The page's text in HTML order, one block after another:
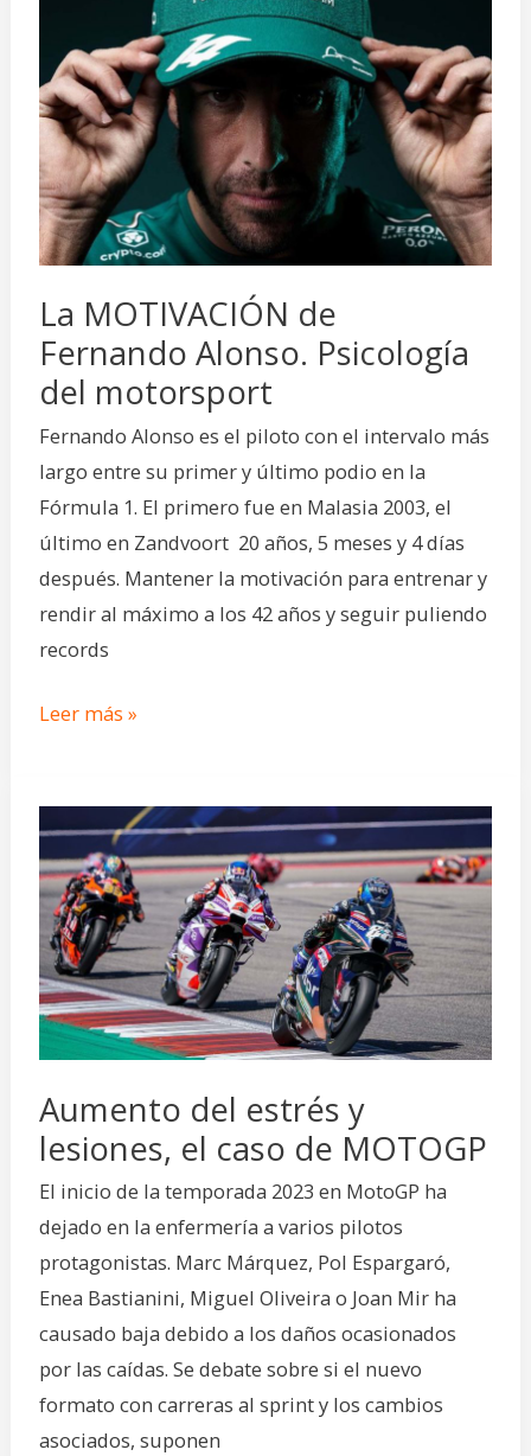
La MOTIVACIÓN de
Fernando Alonso. Psicología
del motorsport
Fernando Alonso es el piloto con el intervalo más
largo entre su primer y último podio en la
Fórmula 1. El primero fue en Malasia 2003, el
último en Zandvoort 20 años, 5 meses y 4 días
después. Mantener la motivación para entrenar y
rendir al máximo a los 42 años y seguir puliendo
records
MOTIVACIÓN
Fernando
Alonso.
Psicología
del
motorsport
Leer más »
Aumento del estrés y
lesiones, el caso de MOTOGP
El inicio de la temporada 2023 en MotoGP ha
dejado en la enfermería a varios pilotos
protagonistas. Marc Márquez, Pol Espargaró,
Enea Bastianini, Miguel Oliveira o Joan Mir ha
causado baja debido a los daños ocasionados
por las caídas. Se debate sobre si el nuevo
formato con carreras al sprint y los cambios
asociados, suponen
Aumento
del
estrés
y
lesiones,
el
caso
MOTOGP